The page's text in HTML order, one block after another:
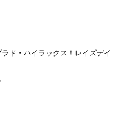
ド・ハイラックス！レイズデイ